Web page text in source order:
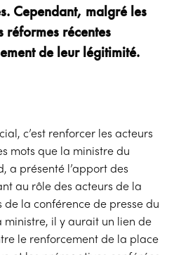
Cependant, malgré les
récentes
de leur légitimité.
c’est renforcer les acteurs
mots que la ministre du
a présenté l’apport des
au rôle des acteurs de la
la conférence de presse du
ministre, il y aurait un lien de
le renforcement de la place